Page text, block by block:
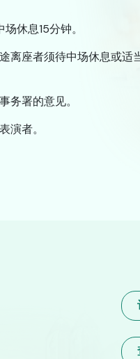
休息15分钟。
离座者须待中场休息或
务署的意见。
演者。